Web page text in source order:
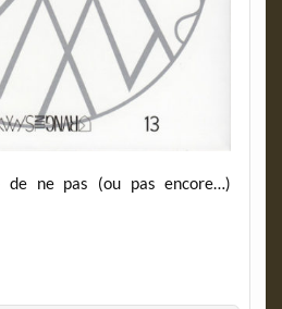
de ne pas (ou pas encore…)